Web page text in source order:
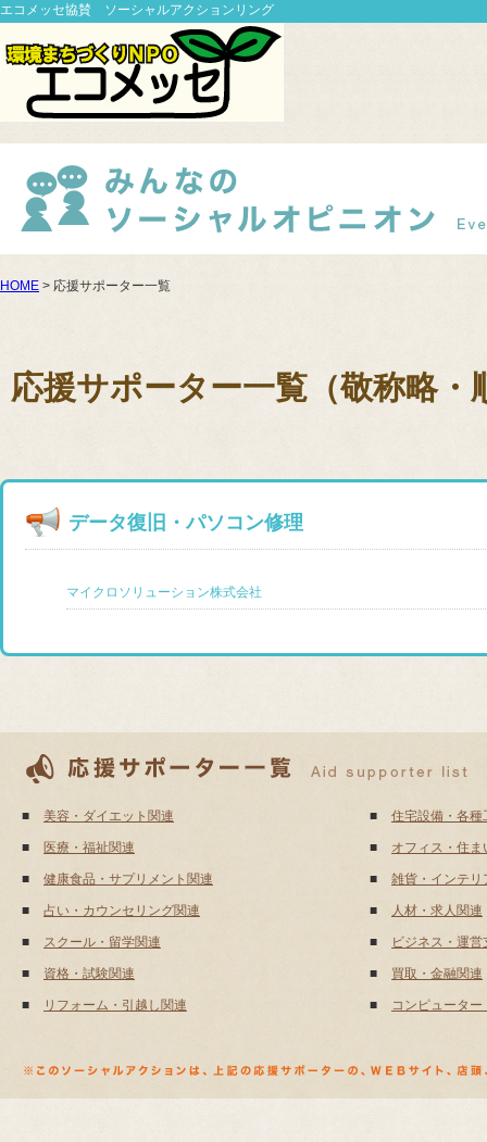
エコメッセ協賛 ソーシャルアクションリング
HOME > 応援サポーター一覧
応援サポーター一覧（敬称略・
データ復旧・パソコン修理
マイクロソリューション株式会社
美容・ダイエット関連
■
医療・福祉関連
■
健康食品・サプリメント関連
■
占い・カウンセリング関連
■
スクール・留学関連
■
資格・試験関連
■
リフォーム・引越し関連
■
住宅設備・各種
■
オフィス・住ま
■
雑貨・インテリ
■
人材・求人関連
■
ビジネス・運営
■
買取・金融関連
■
コンピュータ
■